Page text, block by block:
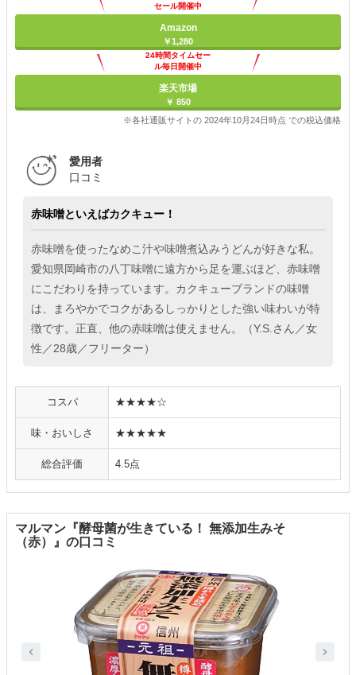
セール開催中
Amazon
￥1,280
24時間タイムセー
ル毎日開催中
楽天市場
￥ 850
※各社通販サイトの 2024年10月24日時点 での税込価格
愛用者
口コミ
赤味噌といえばカクキュー！
赤味噌を使ったなめこ汁や味噌煮込みうどんが好きな私。
愛知県岡崎市の八丁味噌に遠方から足を運ぶほど、赤味噌
にこだわりを持っています。カクキューブランドの味噌
は、まろやかでコクがあるしっかりとした強い味わいが特
徴です。正直、他の赤味噌は使えません。（Y.S.さん／女
性／28歳／フリーター）
コスパ ★★★★☆
味・おいしさ ★★★★★
総合評価 4.5点
マルマン『酵母菌が生きている！ 無添加生みそ
（赤）』の口コミ